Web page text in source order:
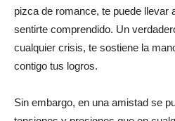
pizca de romance, te puede llevar
sentirte comprendido. Un
cualquier crisis, te sostiene la
contigo tus logros.
Sin embargo, en una amistad se